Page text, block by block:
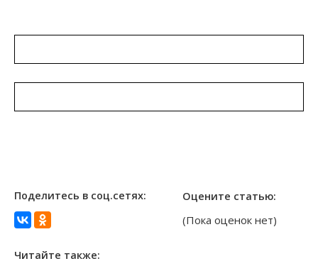
Поделитесь в соц.сетях: Оцените статью:
(Пока оценок нет)
Читайте также: